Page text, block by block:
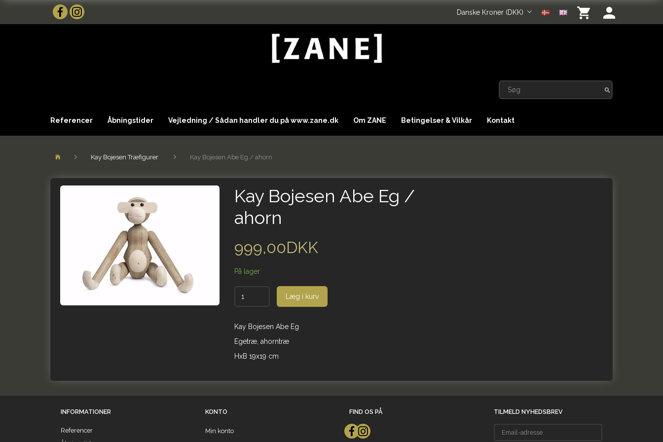
Danske Kroner (DKK)
Referencer Åbningstider Vejledning / Sådan handler du på www.zane.dk Om ZANE Betingelser & Vilkår Kontakt
Kay Bojesen Træfigurer Kay Bojesen Abe Eg / ahorn
Kay Bojesen Abe Eg /
ahorn
999,00DKK
På lager
Læg i kurv
Kay Bojesen Abe Eg
Egetræ, ahorntræ
HxB 19x19 cm
INFORMATIONER
Referencer
KONTO
Min konto
FIND OS PÅ TILMELD NYHEDSBREV
adresse